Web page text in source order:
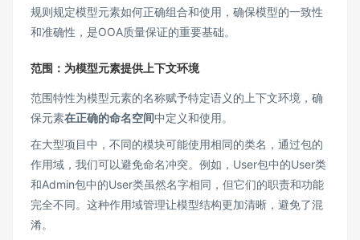
规则规定模型元素如何正确组合和使用，确保模型的一致性
和准确性，是OOA质量保证的重要基础。
范围：为模型元素提供上下文环境
范围特性为模型元素的名称赋予特定语义的上下文环境，确
保元素在正确的命名空间中定义和使用。
在大型项目中，不同的模块可能使用相同的类名，通过包的
作用域，我们可以避免命名冲突。例如，User包中的User类
和Admin包中的User类虽然名字相同，但它们的职责和功能
完全不同。这种作用域管理让模型结构更加清晰，避免了混
淆。